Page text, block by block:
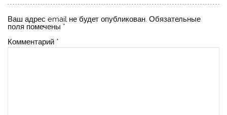
Ваш адрес email не будет опубликован. Обязательные
поля помечены *
Комментарий *